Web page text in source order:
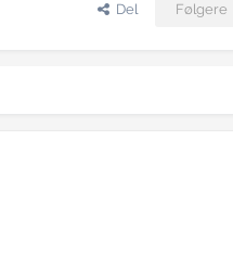
Del Følgere